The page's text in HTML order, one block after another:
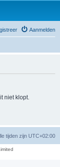
Aanmelden
niet klopt.
tijden zijn UTC+02:00